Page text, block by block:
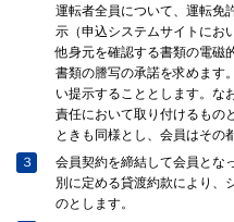
運転者全員について、運転免
示（申込システムサイトにお
他身元を確認する書類の電磁
書類の謄写の承諾を求めます
い提示することとします。な
責任において取り付けるもの
ときも同様とし、会員はその
３
会員契約を締結して会員とな
別に定める貸渡約款により、
のとします。